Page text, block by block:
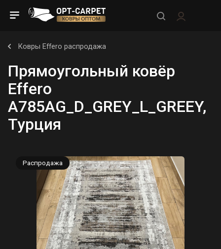
Ковры Effero распродажа
Прямоугольный ковёр
Effero
A785AG_D_GREY_L_GREEY,
Турция
Распродажа